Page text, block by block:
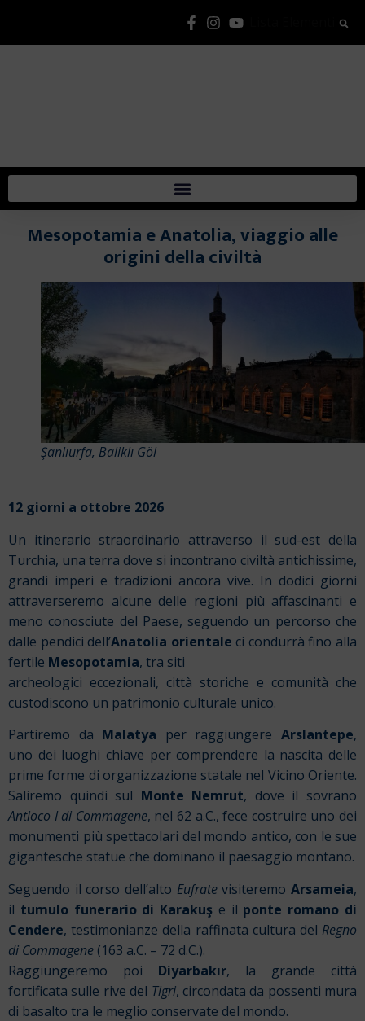
Mesopotamia e Anatolia, viaggio alle
origini della civiltà
Şanlıurfa, Baliklı Göl
12 giorni a ottobre 2026
Un itinerario straordinario attraverso il sud-est della
Turchia, una terra dove si incontrano civiltà antichissime,
grandi imperi e tradizioni ancora vive. In dodici giorni
attraverseremo alcune delle regioni più affascinanti e
meno conosciute del Paese, seguendo un percorso che
dalle pendici dell’Anatolia orientale ci condurrà fino alla
fertile Mesopotamia, tra siti
archeologici eccezionali, città storiche e comunità che
custodiscono un patrimonio culturale unico.
Partiremo da Malatya per raggiungereArslantepe,
uno dei luoghi chiave per comprendere la nascita delle
prime forme di organizzazione statale nel Vicino Oriente.
Saliremo quindi sul Monte Nemrut, dove il sovrano
Antioco I di Commagene, nel 62 a.C.,fece costruire uno dei
monumenti più spettacolari del mondo antico, con le sue
gigantesche statue che dominano il paesaggio montano.
Seguendo il corso dell’alto EufratevisiteremoArsameia,
il tumulo funerario di Karakuş e il ponte romano di
Cendere, testimonianze della raffinata cultura del Regno
di Commagene (163 a.C. – 72 d.C.).
Raggiungeremo poi Diyarbakır, la grande città
fortificata sulle rive del Tigri, circondata da possenti mura
di basalto tra le meglio conservate del mondo.